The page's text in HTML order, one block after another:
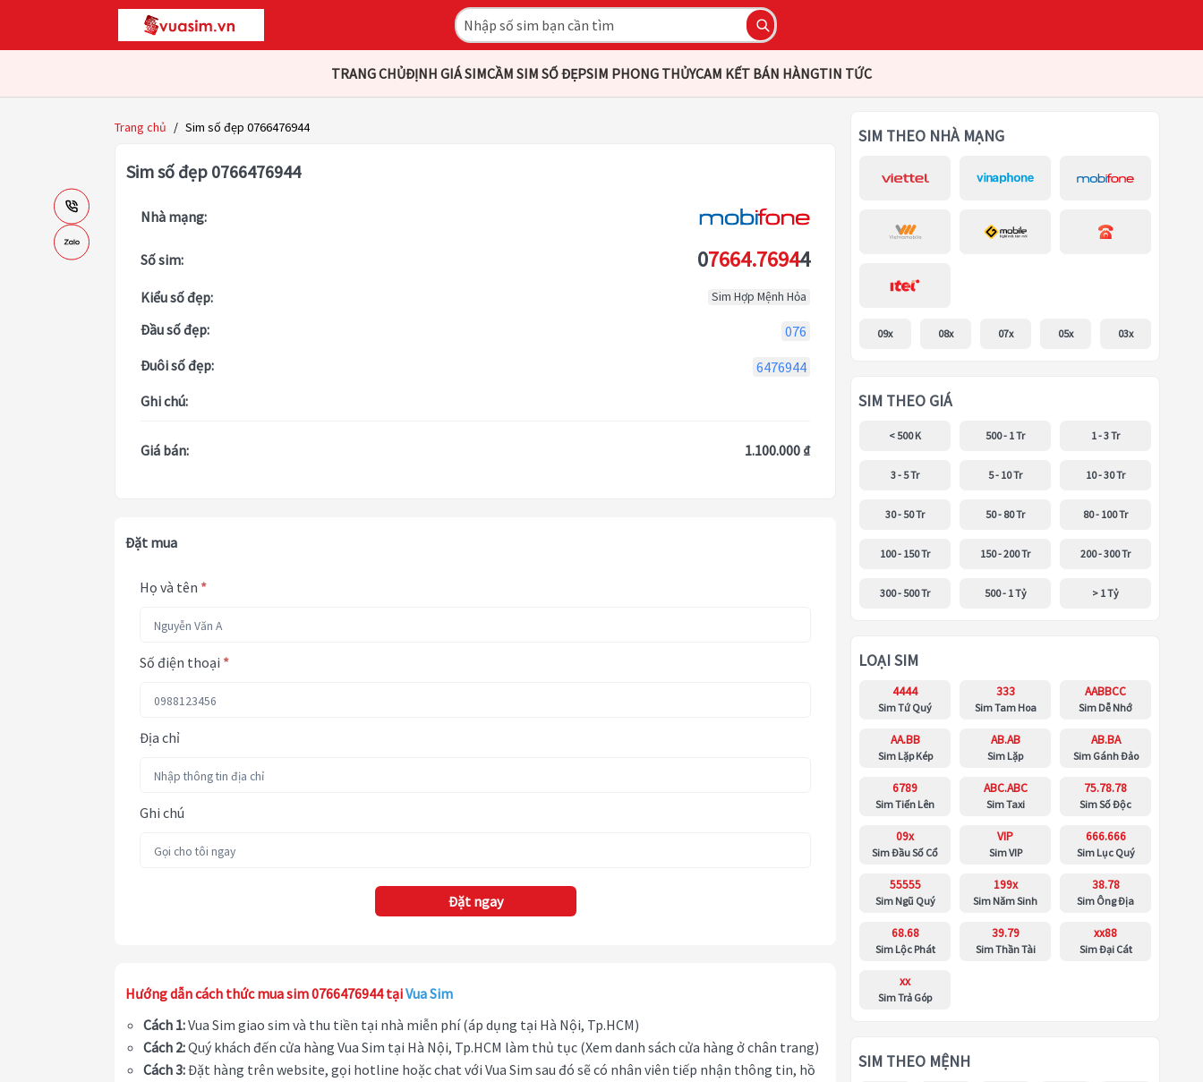
TRANG CHỦĐỊNH GIÁ SIMCẦM SIM SỐ ĐẸPSIM PHONG THỦYCAM KẾT BÁN HÀNGTIN TỨC
Trang chủ / Sim số đẹp 0766476944
Sim số đẹp 0766476944
Nhà mạng:
Số sim: 07664.76944
Kiểu số đẹp: Sim Hợp Mệnh Hỏa
Đầu số đẹp:
076
Đuôi số đẹp:
6476944
Ghi chú:
Giá bán: 1.100.000 ₫
Đặt mua
Họ và tên *
Số điện thoại *
Địa chỉ
Ghi chú
Đặt ngay
Hướng dẫn cách thức mua sim 0766476944 tạiVua Sim
Cách 1:Vua Sim giao sim và thu tiền tại nhà miễn phí (áp dụng tại Hà Nội, Tp.HCM)
Cách 2:Quý khách đến cửa hàng Vua Sim tại Hà Nội, Tp.HCM làm thủ tục (Xem danh sách cửa hàng ở chân trang)
Cách 3:Đặt hàng trên website, gọi hotline hoặc chat với Vua Sim sau đó sẽ có nhân viên tiếp nhận thông tin, hồ
SIM THEO NHÀ MẠNG
09x 08x 07x 05x 03x
SIM THEO GIÁ
< 500 K 500 - 1 Tr 1 - 3 Tr
3 - 5 Tr 5 - 10 Tr 10 - 30 Tr
30 - 50 Tr 50 - 80 Tr 80 - 100 Tr
100 - 150 Tr 150 - 200 Tr 200 - 300 Tr
300 - 500 Tr 500 - 1 Tỷ > 1 Tỷ
LOẠI SIM
4444
Sim Tứ Quý
333
Sim Tam Hoa
AABBCC
Sim Dễ Nhớ
AA.BB
Sim Lặp Kép
AB.AB
Sim Lặp
AB.BA
Sim Gánh Đảo
6789
Sim Tiến Lên
ABC.ABC
Sim Taxi
75.78.78
Sim Số Độc
09x
Sim Đầu Số Cổ
VIP
Sim VIP
666.666
Sim Lục Quý
55555
Sim Ngũ Quý
199x
Sim Năm Sinh
38.78
Sim Ông Địa
68.68
Sim Lộc Phát
39.79
Sim Thần Tài
xx88
Sim Đại Cát
xx
Sim Trả Góp
SIM THEO MỆNH